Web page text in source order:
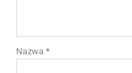
Nazwa *